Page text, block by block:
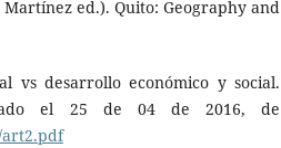
ed.). Quito: Geography and
vs desarrollo económico y social.
el 25 de 04 de 2016, de